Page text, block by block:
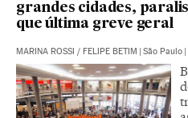
grandes cidades,
que última greve geral
MARINA ROSSI / FELIPE BETIM | São Paulo |